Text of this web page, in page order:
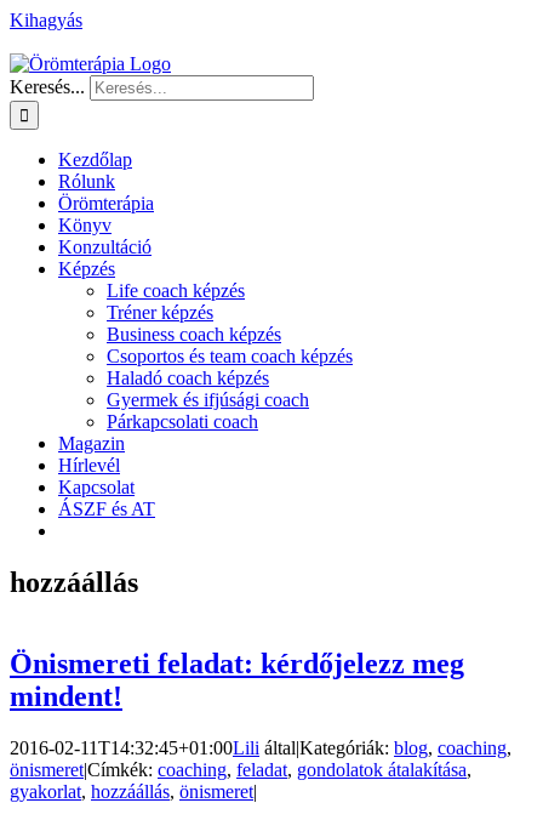
Kihagyás
Keresés...
Kezdőlap
Rólunk
Örömterápia
Könyv
Konzultáció
Képzés
Life coach képzés
Tréner képzés
Business coach képzés
Csoportos és team coach képzés
Haladó coach képzés
Gyermek és ifjúsági coach
Párkapcsolati coach
Magazin
Hírlevél
Kapcsolat
ÁSZF és AT
hozzáállás
Önismereti feladat: kérdőjelezz meg
mindent!
2016-02-11T14:32:45+01:00Lili által|Kategóriák: blog, coaching,
önismeret|Címkék: coaching, feladat, gondolatok átalakítása,
gyakorlat, hozzáállás, önismeret|